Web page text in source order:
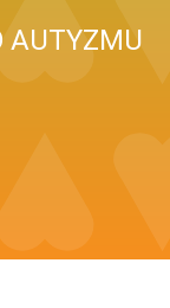
AUTYZMU